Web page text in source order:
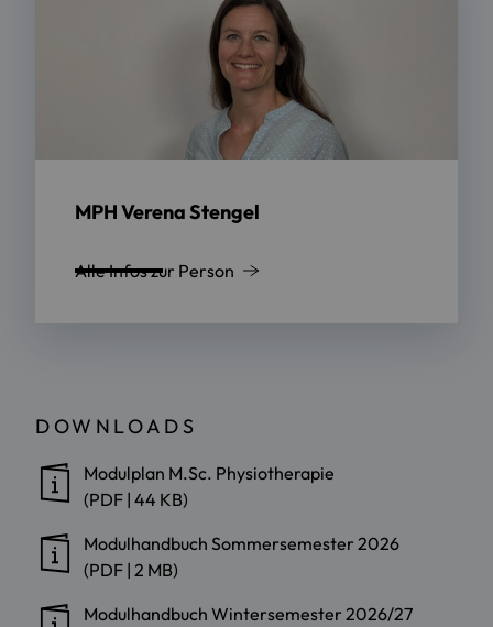
MPH Verena Stengel
Alle Infos zur Person
DOWNLOADS
Modulplan M.Sc. Physiotherapie
(PDF | 44 KB)
Modulhandbuch Sommersemester 2026
(PDF | 2 MB)
Modulhandbuch Wintersemester 2026/27